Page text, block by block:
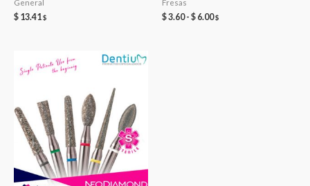
General
$ 13.41$
Fresas
$3.60 - $ 6.00Rango
$